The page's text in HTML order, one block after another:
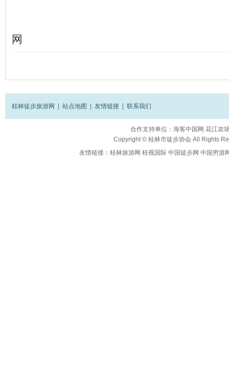
网
桂林徒步旅游网 站点地图 友情链接 联系我们
合作支持单位： 海客中国网 花江农
Copyright © 桂林市徒步协会All Rights
友情链接： 桂林旅游网 桂视国际 中国徒步网 中国穷游